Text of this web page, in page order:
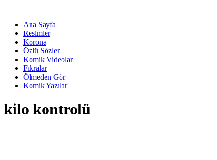
Ana Sayfa
Resimler
Korona
Özlü Sözler
Komik Videolar
Fıkralar
Ölmeden Gör
Komik Yazılar
kilo kontrolü